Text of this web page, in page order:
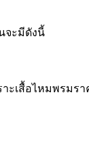
จะมีดังนี้
าะเสื้อไหมพรมรา